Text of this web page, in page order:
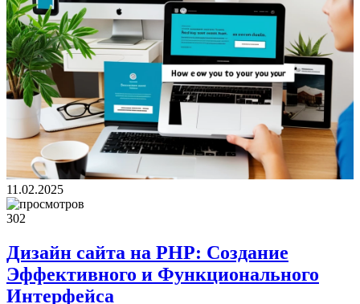
11.02.2025
302
Дизайн сайта на PHP: Создание
Эффективного и Функционального
Интерфейса